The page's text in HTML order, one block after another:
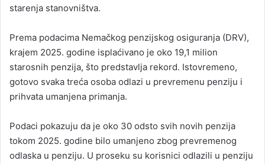
starenja stanovništva.
Prema podacima Nemačkog penzijskog osiguranja (DRV),
krajem 2025. godine isplaćivano je oko 19,1 milion
starosnih penzija, što predstavlja rekord. Istovremeno,
gotovo svaka treća osoba odlazi u prevremenu penziju i
prihvata umanjena primanja.
Podaci pokazuju da je oko 30 odsto svih novih penzija
tokom 2025. godine bilo umanjeno zbog prevremenog
odlaska u penziju. U proseku su korisnici odlazili u penziju